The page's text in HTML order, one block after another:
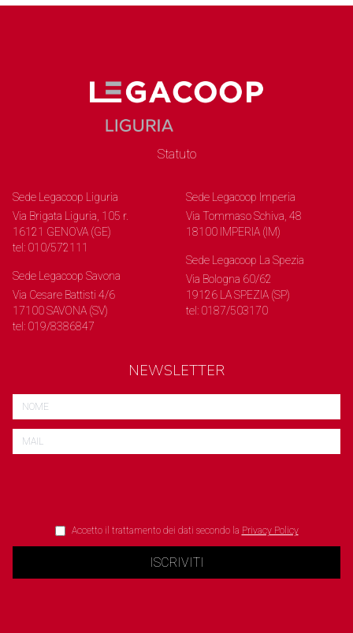
Statuto
Sede Legacoop Liguria
Via Brigata Liguria, 105 r.
16121 GENOVA (GE)
tel: 010/572111
Sede Legacoop Savona
Via Cesare Battisti 4/6
17100 SAVONA (SV)
tel: 019/8386847
Sede Legacoop Imperia
Via Tommaso Schiva, 48
18100 IMPERIA (IM)
Sede Legacoop La Spezia
Via Bologna 60/62
19126 LA SPEZIA (SP)
tel: 0187/503170
NEWSLETTER
Accetto il trattamento dei dati secondo la Privacy Policy
ISCRIVITI